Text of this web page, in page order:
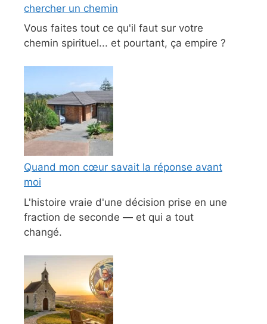
chercher un chemin
Vous faites tout ce qu'il faut sur votre
chemin spirituel... et pourtant, ça empire ?
Quand mon cœur savait la réponse avant
moi
L'histoire vraie d'une décision prise en une
fraction de seconde — et qui a tout
changé.